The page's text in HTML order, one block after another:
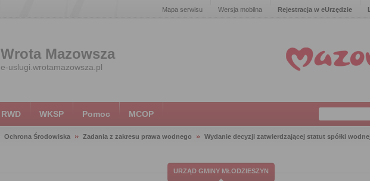
Mapa serwisu Wersja mobilna Rejestracja w eUrzędzie
Wrota Mazowsza
e-uslugi.wrotamazowsza.pl
RWD WKSP Pomoc MCOP
Ochrona Środowiska Zadania z zakresu prawa wodnego Wydanie decyzji zatwierdzającej statut spółki wodnej
URZĄD GMINY MŁODZIESZYN